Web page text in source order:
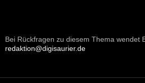
Bei Rückfragen zu diesem Thema wendet
redaktion@digisaurier.de